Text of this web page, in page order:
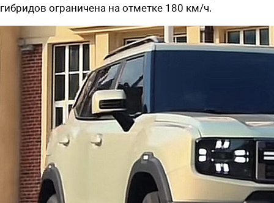
гибридов ограничена на отметке 180 км/ч.